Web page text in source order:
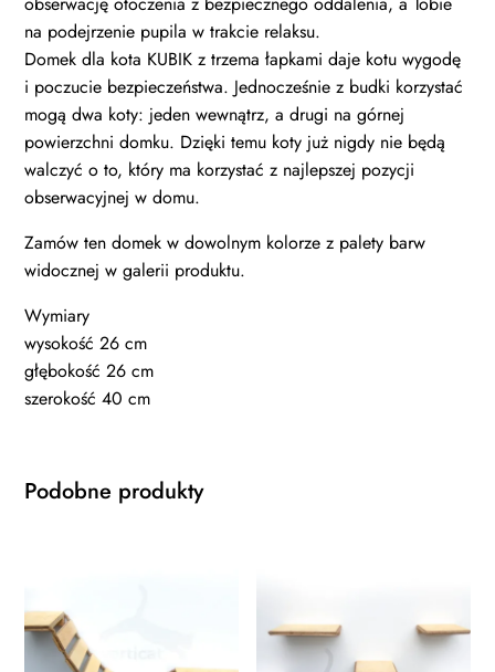
na podejrzenie pupila w trakcie relaksu.
Domek dla kota KUBIK z trzema łapkami daje kotu wygodę
i poczucie bezpieczeństwa. Jednocześnie z budki korzystać
mogą dwa koty: jeden wewnątrz, a drugi na górnej
powierzchni domku. Dzięki temu koty już nigdy nie będą
walczyć o to, który ma korzystać z najlepszej pozycji
obserwacyjnej w domu.
Zamów ten domek w dowolnym kolorze z palety barw
widocznej w galerii produktu.
Wymiary
wysokość 26 cm
głębokość 26 cm
szerokość 40 cm
Podobne produkty